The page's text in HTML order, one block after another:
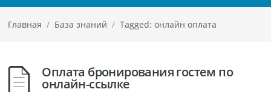
Главная / База знаний / Tagged: онлайн оплата
Оплата бронирования гостем по
онлайн-ссылке